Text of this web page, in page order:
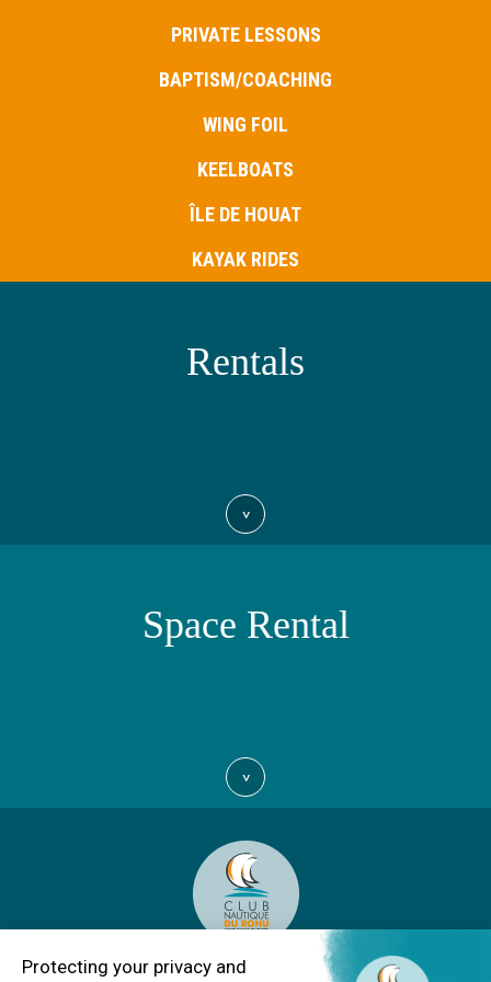
PRIVATE LESSONS
BAPTISM/COACHING
WING FOIL
KEELBOATS
ÎLE DE HOUAT
KAYAK RIDES
Rentals
>
Space Rental
>
Club Nautique du Rohu